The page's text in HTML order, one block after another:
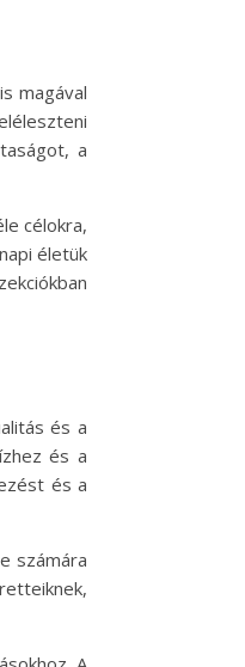
magával
a
célokra,
életük
és a
és a
és a
számára